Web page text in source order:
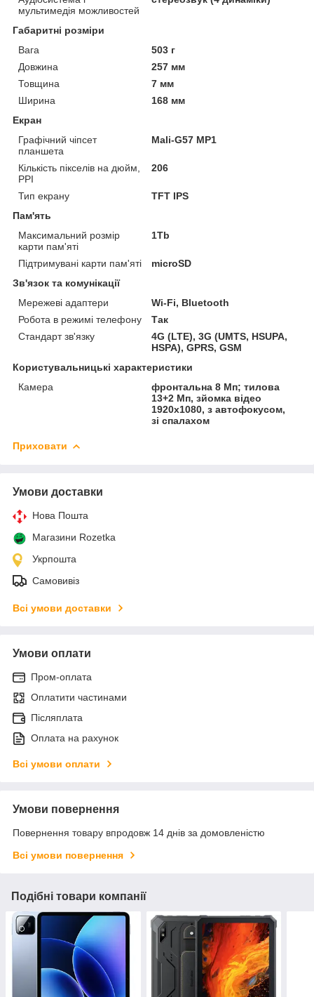
мультимедія можливостей
Габаритні розміри
Вага
503 г
Довжина
257 мм
Товщина
7 мм
Ширина
168 мм
Екран
Графічний чіпсет
планшета
Mali-G57 MP1
Кількість пікселів на дюйм,
PPI
206
Тип екрану
TFT IPS
Пам'ять
Максимальний розмір
карти пам'яті
1Tb
Підтримувані карти пам'яті
microSD
Зв'язок та комунікації
Мережеві адаптери
Wi-Fi, Bluetooth
Робота в режимі телефону
Так
Стандарт зв'язку
4G (LTE), 3G (UMTS, HSUPA,
HSPA), GPRS, GSM
Користувальницькі характеристики
Камера
фронтальна 8 Мп; тилова
13+2 Мп, зйомка відео
1920x1080, з автофокусом,
зі спалахом
Приховати
Умови доставки
Нова Пошта
Магазини Rozetka
Укрпошта
Самовивіз
Всі умови доставки
Умови оплати
Пром-оплата
Оплатити частинами
Післяплата
Оплата на рахунок
Всі умови оплати
Умови повернення
Повернення товару впродовж 14 днів за домовленістю
Всі умови повернення
Подібні товари компанії